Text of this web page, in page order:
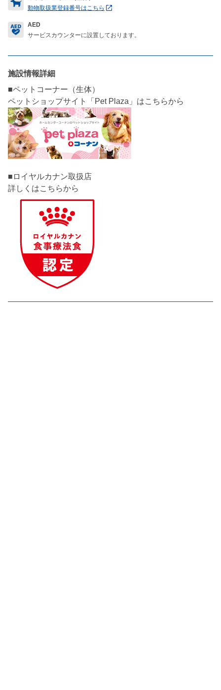
動物取扱業登録番号はこちら
AED
サービスカウンターに設置しております。
施設情報詳細
■ペットコーナー（生体）
■ロイヤルカナン取扱店